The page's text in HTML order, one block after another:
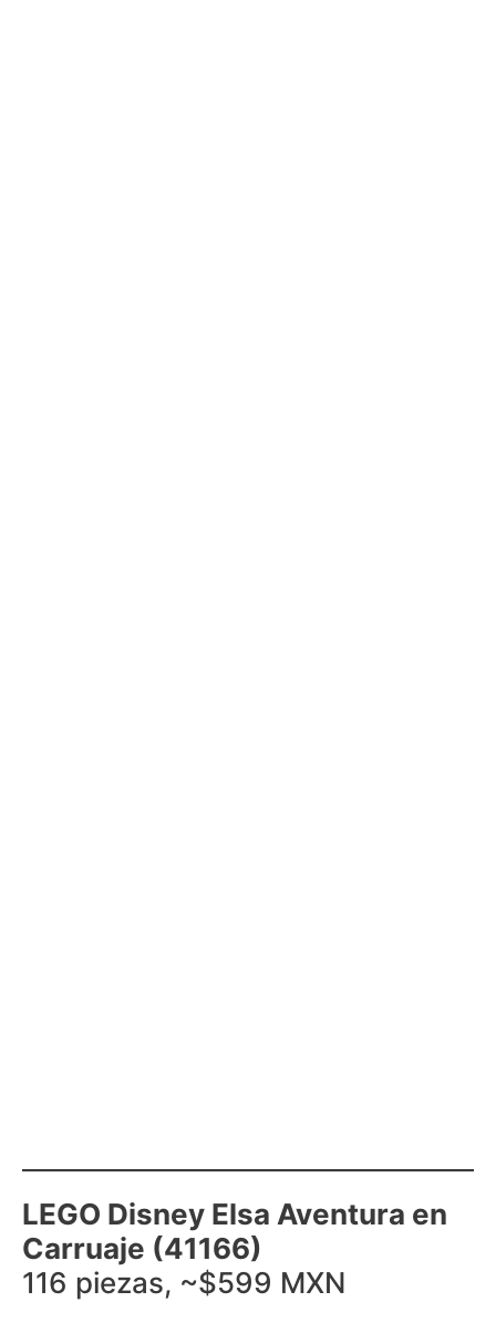
LEGO Disney Elsa Aventura en
Carruaje (41166)
116 piezas, ~$599 MXN